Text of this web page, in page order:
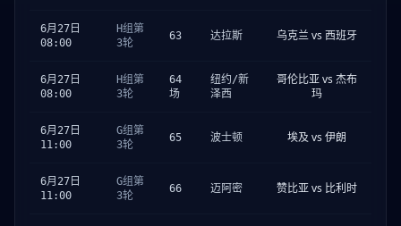
6月27日
08:00
H组第
3轮
63 达拉斯 乌克兰 vs 西班牙
6月27日
08:00
H组第
3轮
64
场
纽约/新
泽西
哥伦比亚 vs 杰布
玛
6月27日
11:00
G组第
3轮
65 波士顿 埃及 vs 伊朗
6月27日
11:00
G组第
3轮
66 迈阿密 赞比亚 vs 比利时